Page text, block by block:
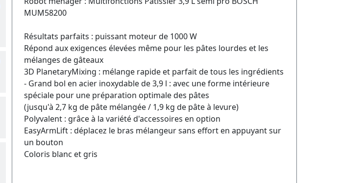
MUM58200
Résultats parfaits : puissant moteur de 1000 W
Répond aux exigences élevées même pour les pâtes lourdes et les
mélanges de gâteaux
3D PlanetaryMixing : mélange rapide et parfait de tous les ingrédients
- Grand bol en acier inoxydable de 3,9 l : avec une forme intérieure
spéciale pour une préparation optimale des pâtes
(jusqu'à 2,7 kg de pâte mélangée / 1,9 kg de pâte à levure)
Polyvalent : grâce à la variété d'accessoires en option
EasyArmLift : déplacez le bras mélangeur sans effort en appuyant sur
un bouton
Coloris blanc et gris